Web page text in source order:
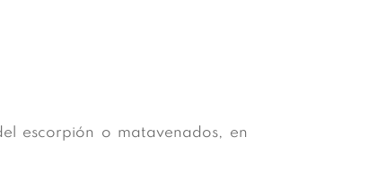
escorpión o matavenados, en